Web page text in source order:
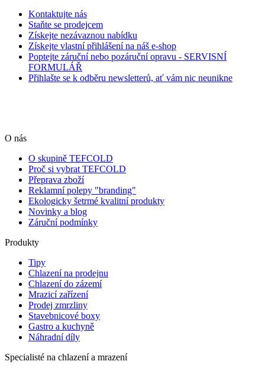
Kontaktujte nás
Staňte se prodejcem
Získejte nezávaznou nabídku
Získejte vlastní přihlášení na náš e-shop
Poptejte záruční nebo pozáruční opravu - SERVISNÍ
FORMULÁŘ
Přihlašte se k odběru newsletterů, ať vám nic neunikne
O nás
O skupině TEFCOLD
Proč si vybrat TEFCOLD
Přeprava zboží
Reklamní polepy "branding"
Ekologicky šetrmé kvalitní produkty
Novinky a blog
Záruční podmínky
Produkty
Tipy
Chlazení na prodejnu
Chlazení do zázemí
Mrazicí zařízení
Prodej zmrzliny
Stavebnicové boxy
Gastro a kuchyně
Náhradní díly
Specialisté na chlazení a mrazení